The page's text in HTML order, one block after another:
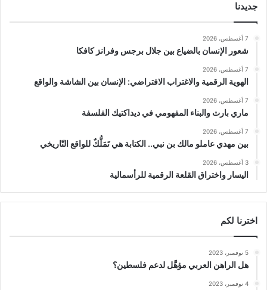
جديدنا
7 أغسطس، 2026
شعور الإنسان بالضياع بين جلال برجس وفرانز كافكا
7 أغسطس، 2026
الهوية الرقمية والاغتراب الافتراضي: الإنسان بين الشاشة والواقع
7 أغسطس، 2026
ماري بارث والبناء المفهومي في ديداكتيك الفلسفة
7 أغسطس، 2026
بين مهدي عاملو مالك بن نبي.. الكتابة هي تَمَلُّكٌ للواقع التّاريخي
3 أغسطس، 2026
اليسار واختراق القلعة الرقمية للرأسمالية
اخترنا لكم
5 نوفمبر، 2023
هل الراهن العربي مؤهَّل لدعم فلسطين؟
4 نوفمبر، 2023